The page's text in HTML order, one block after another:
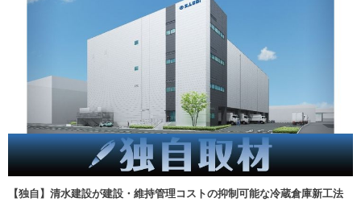
【独自】清水建設が建設・維持管理コストの抑制可能な冷蔵倉庫新工法